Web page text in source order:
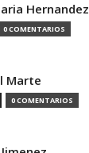
Hernandez
0 COMENTARIOS
Marte
0 COMENTARIOS